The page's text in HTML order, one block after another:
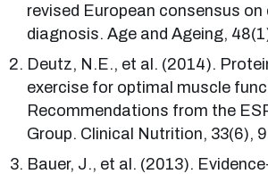
revised European consensus
diagnosis. Age and Ageing,
Deutz, N.E., et al. (2014).
exercise for optimal muscle
Recommendations from the
Group. Clinical Nutrition, 33(6),
Bauer, J., et al. (2013).